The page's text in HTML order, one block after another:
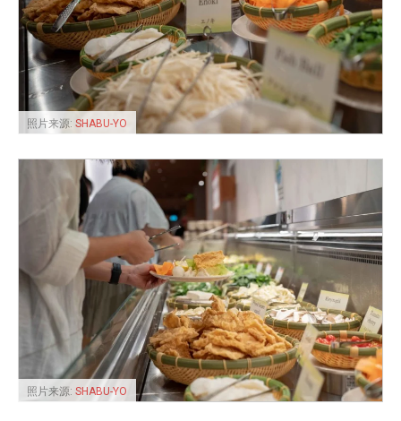
照片来源: SHABU-YO
照片来源: SHABU-YO